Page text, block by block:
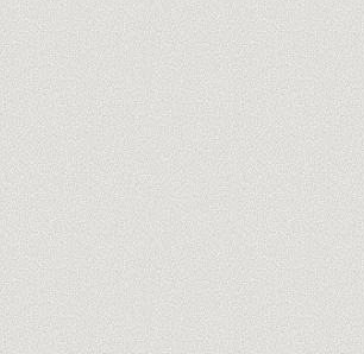
CE QU'ON FAIT · APOLLO.IO
01 Ciblage ICP
Filtres réglés sur ton vrai acheteur
02 Séquences
Email, dialer et LinkedIn, cadencées
03 CRM & enrichissement